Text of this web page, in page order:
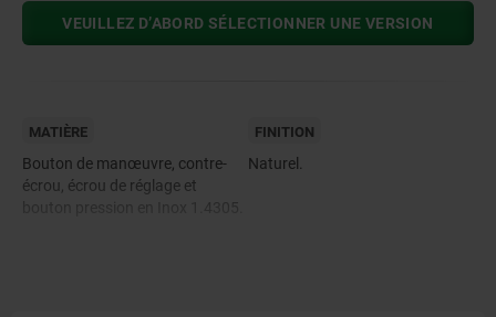
VEUILLEZ D’ABORD SÉLECTIONNER UNE VERSION
MATIÈRE
Bouton de manœuvre, contre-
écrou, écrou de réglage et
FINITION
Naturel.